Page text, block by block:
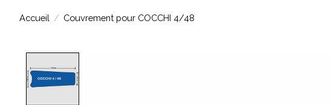
Accueil / Couvrement pour COCCHI 4/48